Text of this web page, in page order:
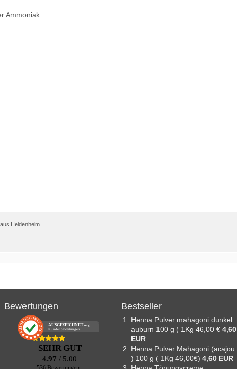
Ammoniak
Heidenheim
Bewertungen
AUSGEZEICHNET.org
Kundenbewertungen
SEHR GUT
4.97 / 5.00
Bestseller
Henna Pulver mahagoni dunkel
auburn 100 g ( 1Kg 46,00 €4,60
EUR
Henna Pulver Mahagoni (acajou
) 100 g ( 1Kg 46,00€)4,60 EUR